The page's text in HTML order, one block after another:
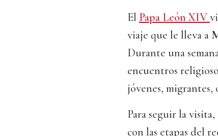
El Papa León XIV
viaje que le lleva a
Durante una
encuentros
jóvenes, migrantes,
Para seguir la
con las etapas del